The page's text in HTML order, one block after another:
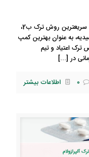
بهترین و سریعترین روش ترک ب2 بهترین و سریعترین روش ترک ب2،
به عنوان بهترین کمپ
اعتیاد و تیم
در […]
0 اطلاعات بیشتر